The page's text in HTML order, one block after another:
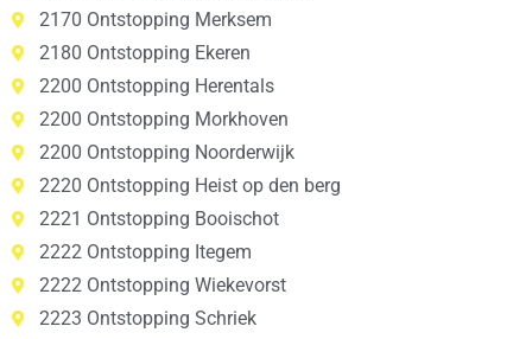
2170 Ontstopping Merksem
2180 Ontstopping Ekeren
2200 Ontstopping Herentals
2200 Ontstopping Morkhoven
2200 Ontstopping Noorderwijk
2220 Ontstopping Heist op den berg
2221 Ontstopping Booischot
2222 Ontstopping Itegem
2222 Ontstopping Wiekevorst
2223 Ontstopping Schriek